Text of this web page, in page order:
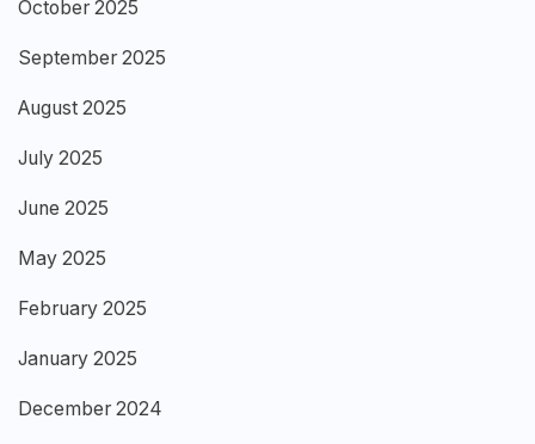
October 2025
September 2025
August 2025
July 2025
June 2025
May 2025
February 2025
January 2025
December 2024